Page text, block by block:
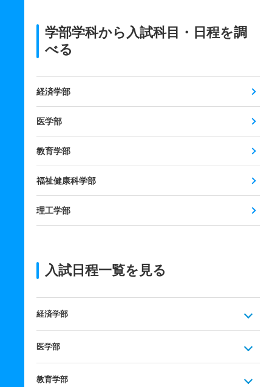
学部学科から入試科目・日程を調
べる
経済学部
医学部
教育学部
福祉健康科学部
理工学部
入試日程一覧を見る
経済学部
医学部
教育学部